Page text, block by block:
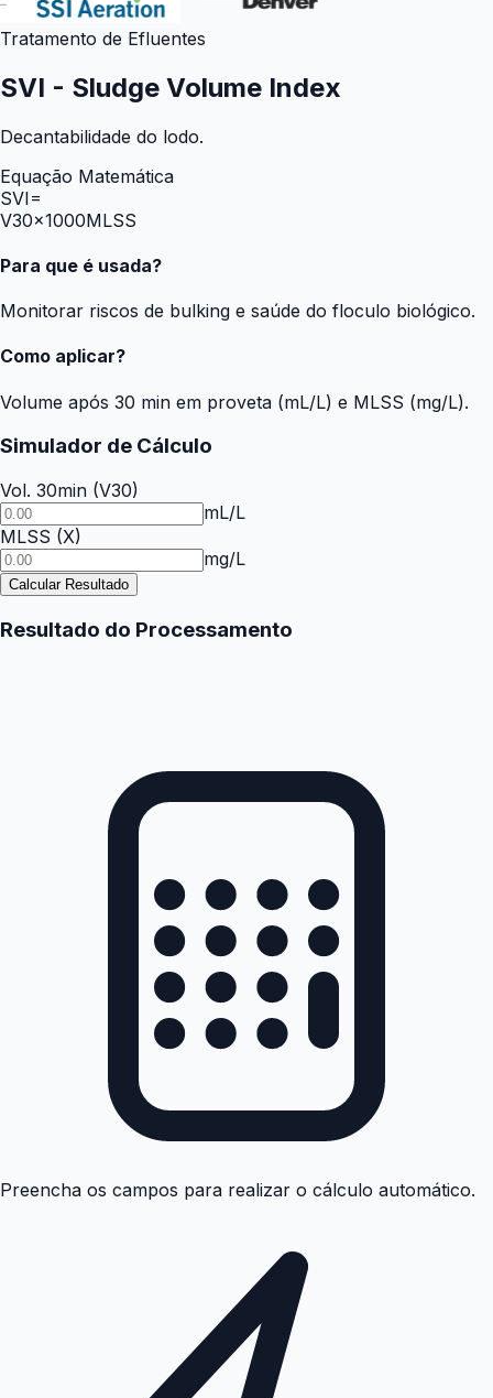
Tratamento de Efluentes
SVI - Sludge Volume Index
Decantabilidade do lodo.
Equação Matemática
SVI=
V30×1000MLSS
Para que é usada?
Monitorar riscos de bulking e saúde do floculo biológico.
Como aplicar?
Volume após 30 min em proveta (mL/L) e MLSS (mg/L).
Simulador de Cálculo
Vol. 30min (V30)
mL/L
MLSS (X)
mg/L
Calcular Resultado
Resultado do Processamento
Preencha os campos para realizar o cálculo automático.